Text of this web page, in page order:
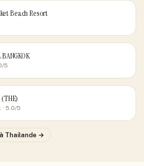
Beach Resort
5
(THE)
· 5.0/5
à Thailande →